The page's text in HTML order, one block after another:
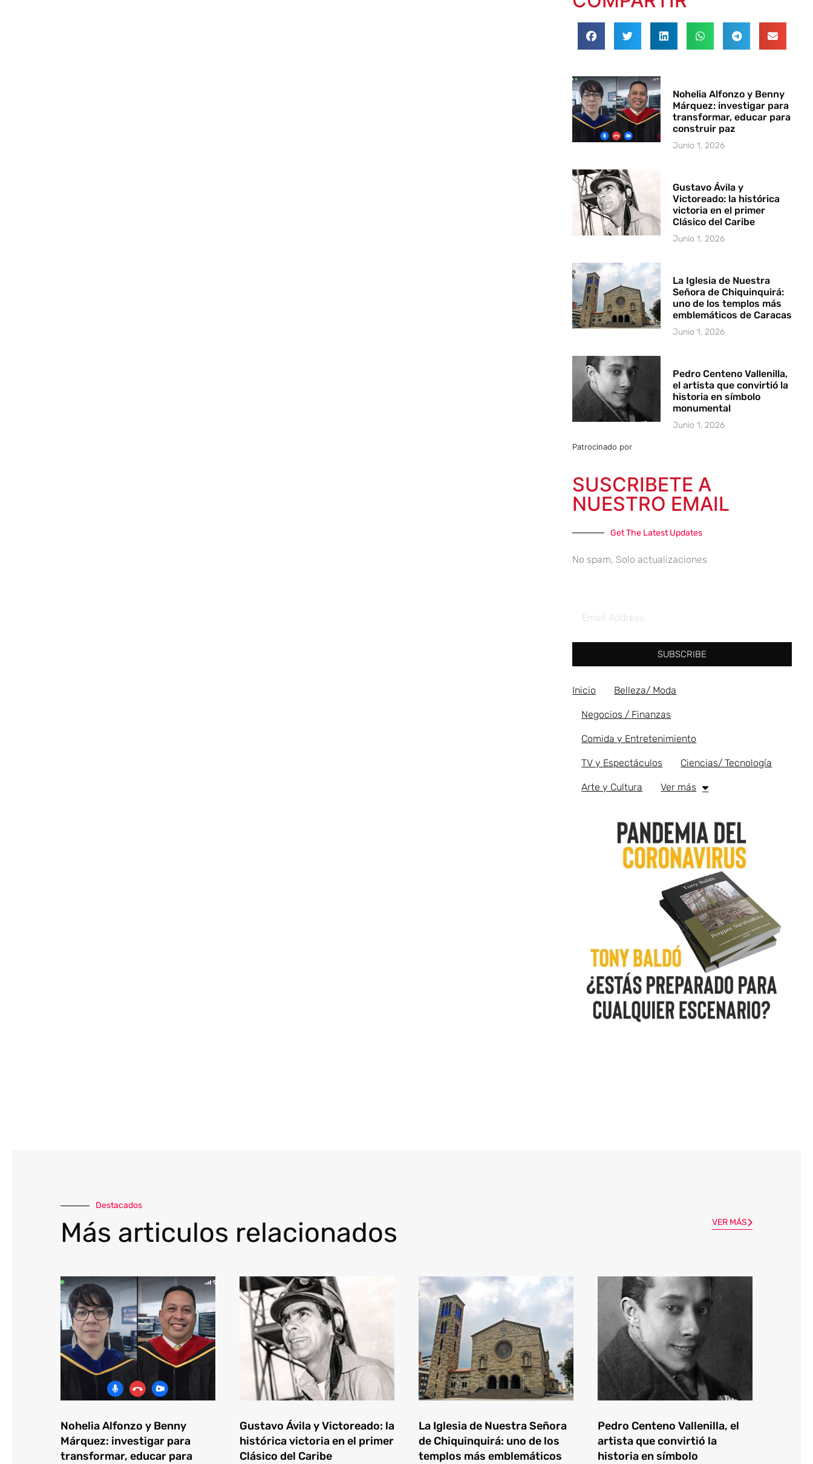
Nohelia Alfonzo y Benny
Márquez: investigar para
transformar, educar para
construir paz
Junio 1, 2026
Gustavo Ávila y
Victoreado: la histórica
victoria en el primer
Clásico del Caribe
Junio 1, 2026
La Iglesia de Nuestra
Señora de Chiquinquirá:
uno de los templos más
emblemáticos de Caracas
Junio 1, 2026
Pedro Centeno Vallenilla,
el artista que convirtió la
historia en símbolo
monumental
Junio 1, 2026
Patrocinado por
SUSCRIBETE A
NUESTRO EMAIL
Get The Latest Updates
No spam, Solo actualizaciones
SUBSCRIBE
Inicio Belleza/ Moda
Negocios / Finanzas
Comida y Entretenimiento
TV y Espectáculos Ciencias/ Tecnología
Arte y Cultura Ver más
Destacados
Más articulos relacionados VER MÁS
Nohelia Alfonzo y Benny
Márquez: investigar para
transformar, educar para
Gustavo Ávila y Victoreado: la
histórica victoria en el primer
Clásico del Caribe
La Iglesia de Nuestra Señora
de Chiquinquirá: uno de los
templos más emblemáticos
Pedro Centeno Vallenilla, el
artista que convirtió la
historia en símbolo